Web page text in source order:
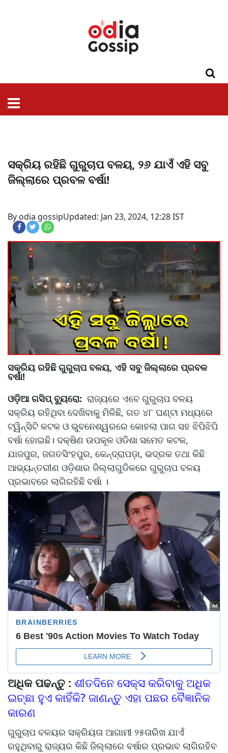
ସକ୍ରିୟ ରହିଛି ଗୁରୁଚାପ ବଳୟ, ୨୬ ଯାଏଁ ଏହି ସବୁ
ଜିଲ୍ଲାରେ ପ୍ରବଳ ବର୍ଷା!
By odia gossipUpdated: Jan 23, 2024, 12:28 IST
ସକ୍ରିୟ ରହିଛି ଗୁରୁଚାପ ବଳୟ, ଏହି ସବୁ ଜିଲ୍ଲାରେ ପ୍ରବଳ
ବର୍ଷା!
ଓଡ଼ିଆ ଗସିପ୍ ବ୍ୟୁରୋ: ରାଜ୍ୟରେ ଏବେ ଗୁରୁଚାପ ବଳୟ
ସକ୍ରିୟ ରହିଥିବା ଦେଖିବାକୁ ମିଳିଛି, ଗତ ୪୮ ଘଣ୍ଟା ମଧ୍ୟରେ
ଟ୍ୱିନ୍‌ସିଟି କଟକ ଓ ଭୁବନେଶ୍ୱରରେ କୋହଲା ପାଗ ସହ ଝିପିଝିପି
ବର୍ଷା ହୋଇଛି। ଦକ୍ଷିଣ ଉପକୂଳ ଓଡିଶା ସମେତ କଟକ,
ଯାଜପୁର, ଜଗତସିଂହପୁର, କେନ୍ଦ୍ରାପଡ଼ା, ଭଦ୍ରକ ତଥା କିଛି
ଆଭ୍ୟନ୍ତରୀଣ ଓଡ଼ିଶାର ଜିଲ୍ଲାଗୁଡିକରେ ଗୁରୁଚାପ ବଳୟ
ପ୍ରଭାବରେ ଲାଗିରହିଛି ବର୍ଷା ।
ଅଧିକ ପଢନ୍ତୁ : ଶୀତଦିନେ ସେକ୍ସ କରିବାକୁ ଅଧିକ
ଇଚ୍ଛା ହୁଏ କାହିଁକି? ଜାଣନ୍ତୁ ଏହା ପଛର ବୈଜ୍ଞାନିକ
କାରଣ
ଗୁରୁଚାପ ବଳୟର ସକ୍ରିୟତା ଆଗାମୀ ୨୫ତାରିଖ ଯାଏଁ
ରହୁଥିବାରୁ ରାଜ୍ୟର କିଛି ଜିଲ୍ଲାରେ ବର୍ଷାର ପ୍ରଭାବ ଲାଗିରହିବ